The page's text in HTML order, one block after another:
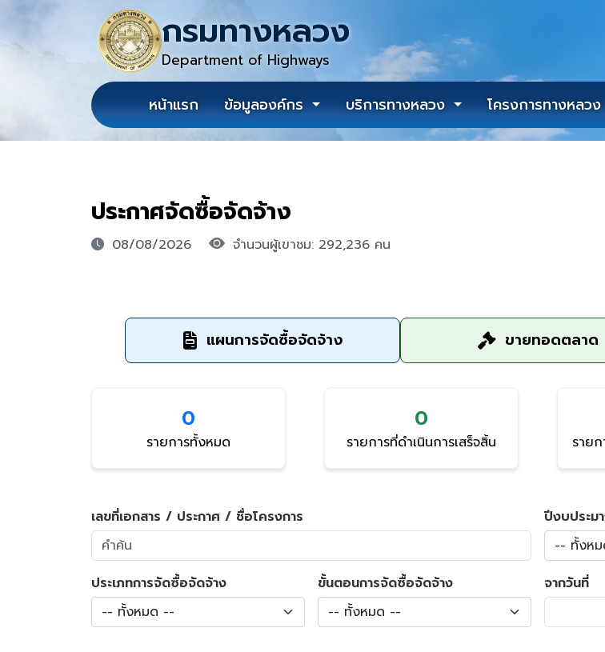
กรมทางหลวง
Department of Highways
หน้าแรก ข้อมูลองค์กร บริการทางหลวง โครงการทางหลว
ประกาศจัดซื้อจัดจ้าง
08/08/2026 จำนวนผู้เขาชม: 292,236 คน
แผนการจัดซื้อจัดจ้าง ขายทอดตลาด
0
รายการทั้งหมด
0
รายการที่ดำเนินการเสร็จสิ้น ราย
เลขที่เอกสาร / ประกาศ / ชื่อโครงการ
ปีงบประม
-- ทั้งห
ประเภทการจัดซื้อจัดจ้าง
-- ทั้งหมด --
ขั้นตอนการจัดซื้อจัดจ้าง
-- ทั้งหมด --
จากวันที่